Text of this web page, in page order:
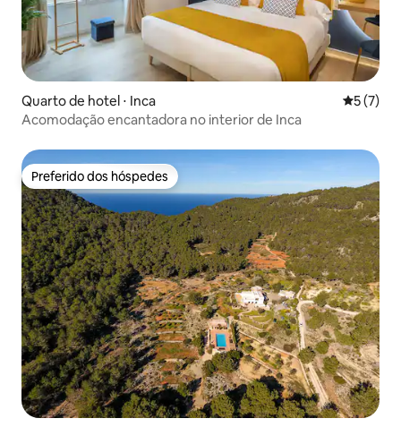
Quarto de hotel ⋅ Inca 5 de
5 (7)
Acomodação encantadora no interior de Inca
Preferido dos hóspedes
Preferido dos hóspedes